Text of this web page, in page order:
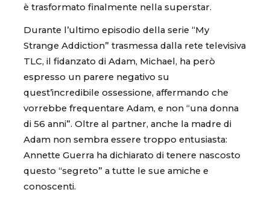
è trasformato finalmente nella superstar.
Durante l’ultimo episodio della serie “My
Strange Addiction” trasmessa dalla rete televisiva
TLC, il fidanzato di Adam, Michael, ha però
espresso un parere negativo su
quest’incredibile ossessione, affermando che
vorrebbe frequentare Adam, e non “una donna
di 56 anni”. Oltre al partner, anche la madre di
Adam non sembra essere troppo entusiasta:
Annette Guerra ha dichiarato di tenere nascosto
questo “segreto” a tutte le sue amiche e
conoscenti.